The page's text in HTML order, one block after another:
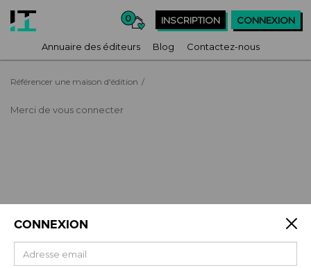
0
CONNEXION
INSCRIPTION CONNEXION
Annuaire des éditeurs Blog Contactez-nous
Référencer une maison d'édition /
Merci de vous connecter